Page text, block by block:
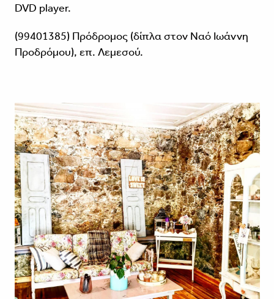
DVD player.
(99401385) Πρόδρομος (δίπλα στον Ναό Ιωάννη
Προδρόμου), επ. Λεμεσού.